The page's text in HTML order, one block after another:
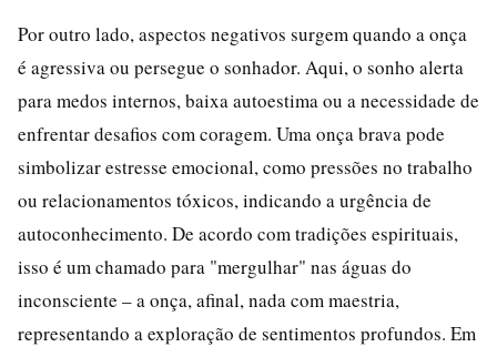
Por outro lado, aspectos negativos surgem quando a onça
é agressiva ou persegue o sonhador. Aqui, o sonho alerta
para medos internos, baixa autoestima ou a necessidade de
enfrentar desafios com coragem. Uma onça brava pode
simbolizar estresse emocional, como pressões no trabalho
ou relacionamentos tóxicos, indicando a urgência de
autoconhecimento. De acordo com tradições espirituais,
isso é um chamado para "mergulhar" nas águas do
inconsciente – a onça, afinal, nada com maestria,
representando a exploração de sentimentos profundos. Em